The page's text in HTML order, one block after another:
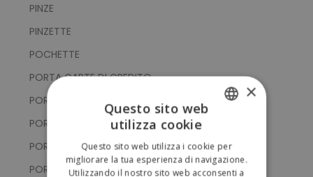
PINZE
PINZETTE
POCHETTE
PORTA CARTE DI CREDITO
PORTA CELLULARE
PORTACHIAVI CON GETTONE
PORTACHIAVI CON PUNTATORE TOUCH
PORTACHIAVI CON SUPPORTO SMARTPHONE
ENGLISH
×
Questo sito web
utilizza cookie
Questo sito web utilizza i cookie per
migliorare la tua esperienza di navigazione.
Utilizzando il nostro sito web acconsenti a